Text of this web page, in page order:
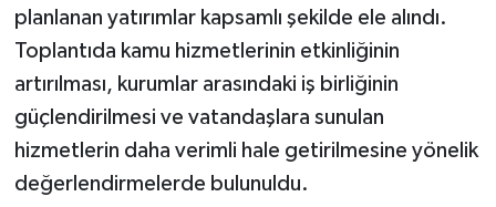
planlanan yatırımlar kapsamlı şekilde ele alındı.
Toplantıda kamu hizmetlerinin etkinliğinin
artırılması, kurumlar arasındaki iş birliğinin
güçlendirilmesi ve vatandaşlara sunulan
hizmetlerin daha verimli hale getirilmesine yönelik
değerlendirmelerde bulunuldu.